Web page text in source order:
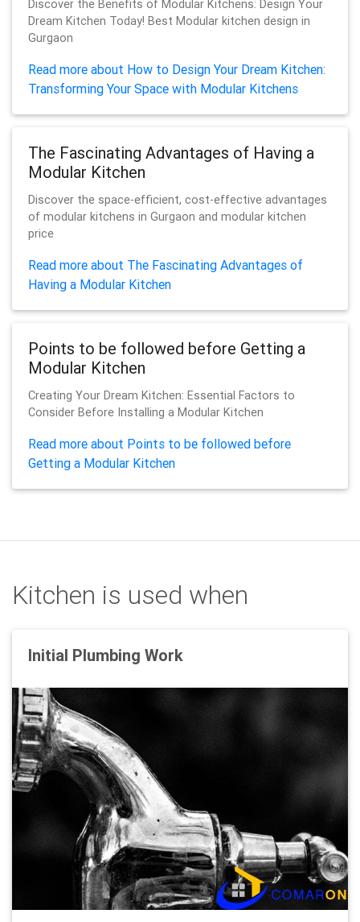
Discover the Benefits of Modular Kitchens: Design Your
Dream Kitchen Today! Best Modular kitchen design in
Gurgaon
Read more about How to Design Your Dream Kitchen:
Transforming Your Space with Modular Kitchens
The Fascinating Advantages of Having a
Modular Kitchen
Discover the space-efficient, cost-effective advantages
of modular kitchens in Gurgaon and modular kitchen
price
Read more about The Fascinating Advantages of
Having a Modular Kitchen
Points to be followed before Getting a
Modular Kitchen
Creating Your Dream Kitchen: Essential Factors to
Consider Before Installing a Modular Kitchen
Read more about Points to be followed before
Getting a Modular Kitchen
Kitchen is used when
Initial Plumbing Work